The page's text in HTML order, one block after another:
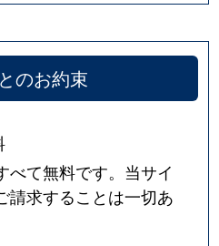
のお約束
べて無料です。当サイ
請求することは一切あ